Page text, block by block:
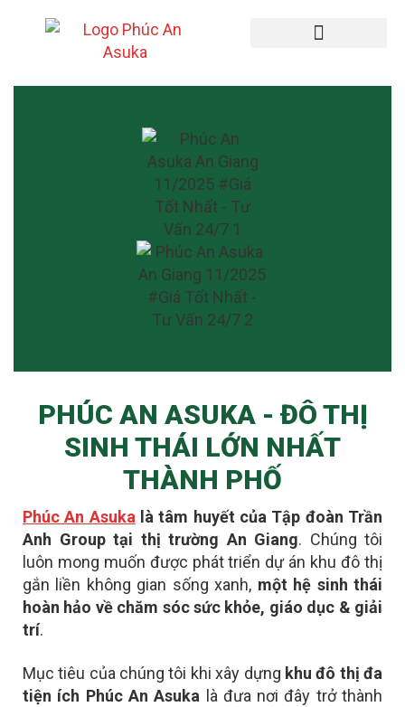
PHÚC AN ASUKA - ĐÔ THỊ
SINH THÁI LỚN NHẤT
THÀNH PHỐ
Phúc An Asuka là tâm huyết của Tập đoàn Trần
Anh Group tại thị trường An Giang. Chúng tôi
luôn mong muốn được phát triển dự án khu đô thị
gắn liền không gian sống xanh, một hệ sinh thái
hoàn hảo về chăm sóc sức khỏe, giáo dục & giải
trí.
Mục tiêu của chúng tôi khi xây dựng khu đô thị đa
tiện ích Phúc An Asuka là đưa nơi đây trở thành